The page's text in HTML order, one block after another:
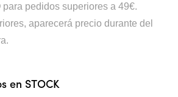
para pedidos superiores a 49€.
aparecerá precio durante del
en STOCK